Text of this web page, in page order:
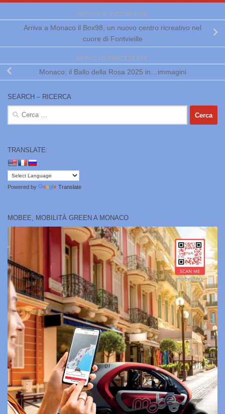
ARTICOLO SUCCESSIVO
Arriva a Monaco il Box98, un nuovo centro ricreativo nel
cuore di Fontvieille
ARTICOLO PRECEDENTE
Monaco: il Ballo della Rosa 2025 in…immagini
SEARCH – RICERCA
Ricerca
TRANSLATE:
Powered by Translate
MOBEE, MOBILITÀ GREEN A MONACO